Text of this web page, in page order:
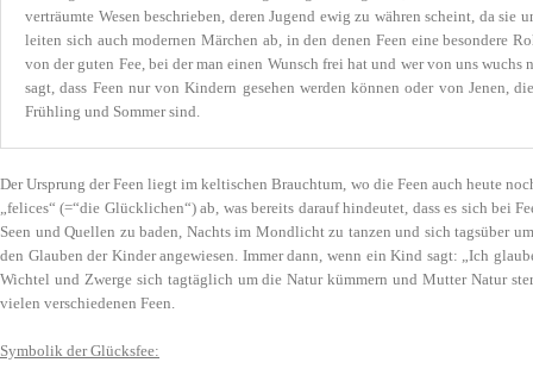
verträumte Wesen beschrieben, deren Jugend ewig zu währen scheint, da
leiten sich auch modernen Märchen ab, in den denen Feen eine besondere
von der guten Fee, bei der man einen Wunsch frei hat und wer von uns
sagt, dass Feen nur von Kindern gesehen werden können oder von
Frühling und Sommer sind.
Der Ursprung der Feen liegt im keltischen Brauchtum, wo die Feen auch heute
„felices“ (=“die Glücklichen“) ab, was bereits darauf hindeutet, dass es sich
Seen und Quellen zu baden, Nachts im Mondlicht zu tanzen und sich tagsüber
den Glauben der Kinder angewiesen. Immer dann, wenn ein Kind sagt: „Ich
Wichtel und Zwerge sich tagtäglich um die Natur kümmern und Mutter Natur
vielen verschiedenen Feen.
Symbolik der Glücksfee: